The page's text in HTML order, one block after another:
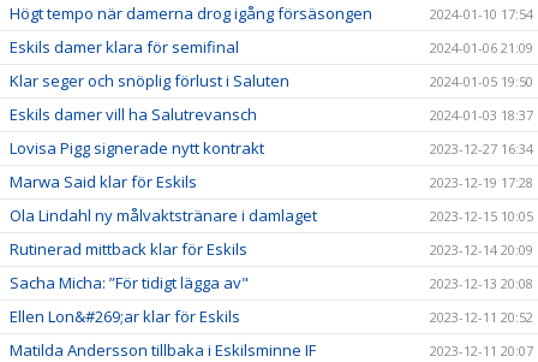
Högt tempo när damerna drog igång försäsongen 2024-01-10 17:54
Eskils damer klara för semifinal 2024-01-06 21:09
Klar seger och snöplig förlust i Saluten 2024-01-05 19:50
Eskils damer vill ha Salutrevansch 2024-01-03 18:37
Lovisa Pigg signerade nytt kontrakt 2023-12-27 16:34
Marwa Said klar för Eskils 2023-12-19 17:28
Ola Lindahl ny målvaktstränare i damlaget 2023-12-15 10:05
Rutinerad mittback klar för Eskils 2023-12-14 20:09
Sacha Micha: ”För tidigt lägga av" 2023-12-13 20:08
Ellen Lon&#269;ar klar för Eskils 2023-12-11 20:52
Matilda Andersson tillbaka i Eskilsminne IF 2023-12-11 20:07